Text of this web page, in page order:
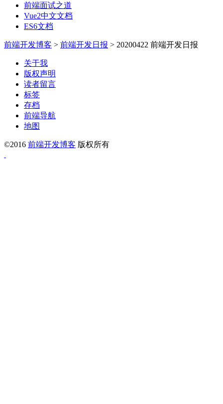
前端面试之道
Vue2中文文档
ES6文档
前端开发博客 > 前端开发日报 > 20200422 前端开发日报
关于我
版权声明
读者留言
标签
存档
前端导航
地图
©2016 前端开发博客 版权所有